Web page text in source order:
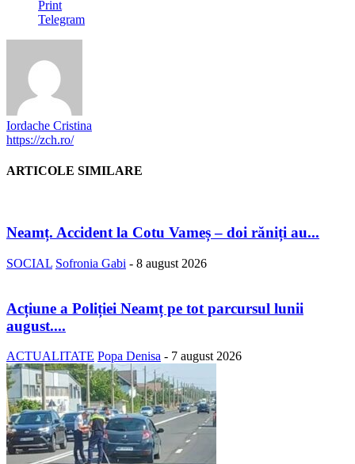
Print
Telegram
Iordache Cristina
https://zch.ro/
ARTICOLE SIMILARE
Neamț. Accident la Cotu Vameș – doi răniți au...
SOCIAL Sofronia Gabi - 8 august 2026
Acțiune a Poliției Neamț pe tot parcursul lunii
august....
ACTUALITATE Popa Denisa - 7 august 2026